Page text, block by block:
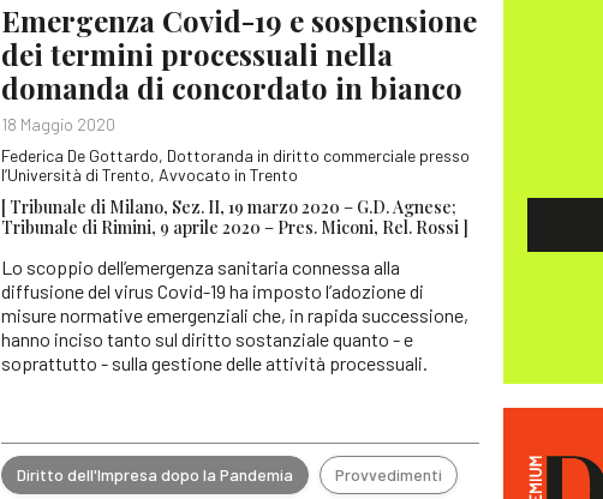
Emergenza Covid-19 e sospensione
dei termini processuali nella
domanda di concordato in bianco
18 Maggio 2020
Federica De Gottardo, Dottoranda in diritto commerciale presso
l’Università di Trento, Avvocato in Trento
[ Tribunale di Milano, Sez. II, 19 marzo 2020 – G.D. Agnese;
Tribunale di Rimini, 9 aprile 2020 – Pres. Miconi, Rel. Rossi ]
Lo scoppio dell’emergenza sanitaria connessa alla
diffusione del virus Covid-19 ha imposto l’adozione di
misure normative emergenziali che, in rapida successione,
hanno inciso tanto sul diritto sostanziale quanto - e
soprattutto - sulla gestione delle attività processuali.
Diritto dell'Impresa dopo la Pandemia Provvedimenti